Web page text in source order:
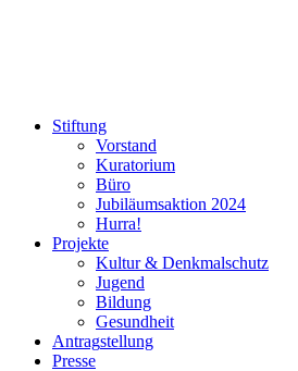
Stiftung
Vorstand
Kuratorium
Büro
Jubiläumsaktion 2024
Hurra!
Projekte
Kultur & Denkmalschutz
Jugend
Bildung
Gesundheit
Antragstellung
Presse